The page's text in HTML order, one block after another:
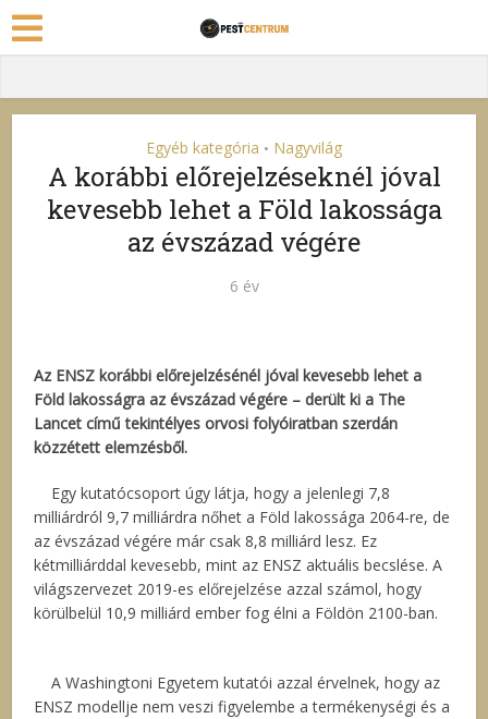
Egyéb kategória • Nagyvilág
A korábbi előrejelzéseknél jóval
kevesebb lehet a Föld lakossága
az évszázad végére
6 év
Az ENSZ korábbi előrejelzésénél jóval kevesebb lehet a
Föld lakosságra az évszázad végére – derült ki a The
Lancet című tekintélyes orvosi folyóiratban szerdán
közzétett elemzésből.
Egy kutatócsoport úgy látja, hogy a jelenlegi 7,8
milliárdról 9,7 milliárdra nőhet a Föld lakossága 2064-re, de
az évszázad végére már csak 8,8 milliárd lesz. Ez
kétmilliárddal kevesebb, mint az ENSZ aktuális becslése. A
világszervezet 2019-es előrejelzése azzal számol, hogy
körülbelül 10,9 milliárd ember fog élni a Földön 2100-ban.
A Washingtoni Egyetem kutatói azzal érvelnek, hogy az
ENSZ modellje nem veszi figyelembe a termékenységi és a